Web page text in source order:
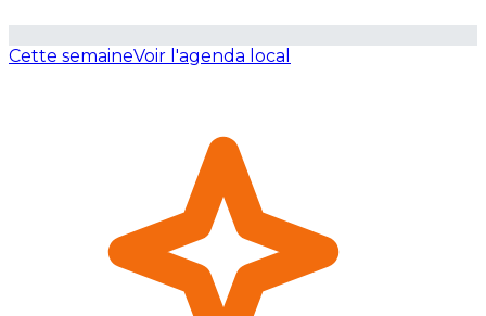
Cette semaineVoir l'agenda local